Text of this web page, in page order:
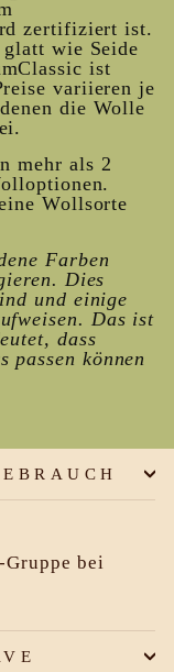
zertifiziert ist.
wie Seide
ist
variieren je
die Wolle
mehr als 2
Wollsorte
Farben
Dies
und einige
Das ist
dass
passen können
Gruppe bei